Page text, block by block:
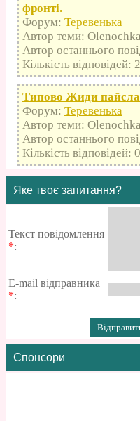
фронті.
Форум: Теревенька
Автор теми: Olenochka
Автор останнього
Кількість відповідей: 2
Типово Жиди
Форум: Теревенька
Автор теми: Olenochka
Автор останнього
Кількість відповідей: 0
Яке твоє запитання?
Текст повідомлення
*:
E-mail відправника
*:
Спонсори